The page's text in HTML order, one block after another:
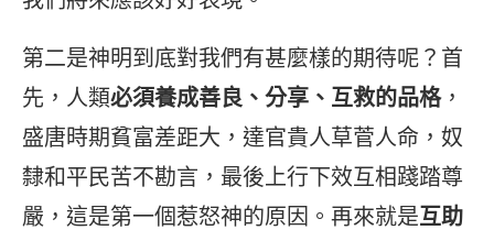
第二是神明到底對我們有甚麼樣的期待呢？首
先，人類必須養成善良、分享、互救的品格，
盛唐時期貧富差距大，達官貴人草菅人命，奴
隸和平民苦不勘言，最後上行下效互相踐踏尊
嚴，這是第一個惹怒神的原因。再來就是互助